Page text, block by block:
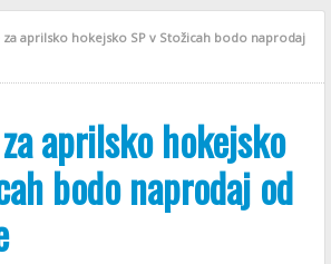
aprilsko hokejsko SP v Stožicah bodo naprodaj
aprilsko hokejsko
bodo naprodaj od